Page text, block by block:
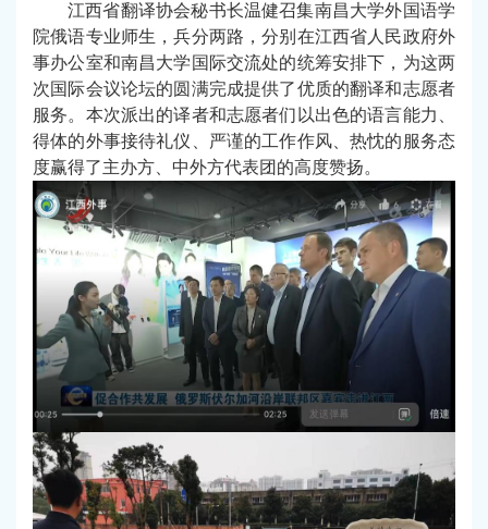
江西省翻译协会秘书长温健召集南昌大学外国语学
院俄语专业师生，兵分两路，分别在江西省人民政府外
事办公室和南昌大学国际交流处的统筹安排下，为这两
次国际会议论坛的圆满完成提供了优质的翻译和志愿者
服务。本次派出的译者和志愿者们以出色的语言能力、
得体的外事接待礼仪、严谨的工作作风、热忱的服务态
度赢得了主办方、中外方代表团的高度赞扬。